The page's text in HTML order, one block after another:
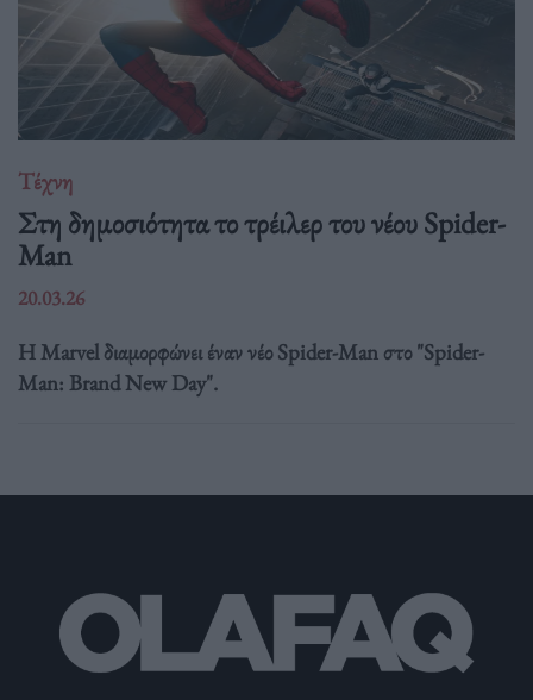
Τέχνη
Στη δημοσιότητα το τρέιλερ του νέου Spider-
Man
20.03.26
Η Marvel διαμορφώνει έναν νέο Spider-Man στο "Spider-
Man: Brand New Day".